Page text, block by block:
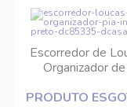
Escorredor de
Organizador
85x33,5x51,5cm
PRODUTO